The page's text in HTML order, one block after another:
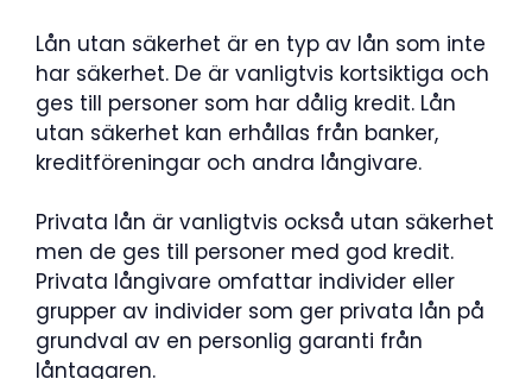
Lån utan säkerhet är en typ av lån som inte
har säkerhet. De är vanligtvis kortsiktiga och
ges till personer som har dålig kredit. Lån
utan säkerhet kan erhållas från banker,
kreditföreningar och andra långivare.
Privata lån är vanligtvis också utan säkerhet
men de ges till personer med god kredit.
Privata långivare omfattar individer eller
grupper av individer som ger privata lån på
grundval av en personlig garanti från
låntagaren.